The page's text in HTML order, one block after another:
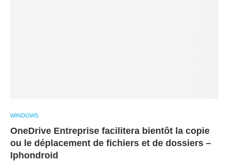
WINDOWS
OneDrive Entreprise facilitera bientôt la copie
ou le déplacement de fichiers et de dossiers –
Iphondroid